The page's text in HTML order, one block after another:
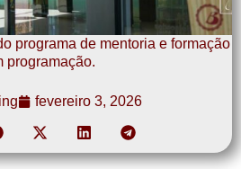
programa de mentoria e formação
programação.
fevereiro 3, 2026